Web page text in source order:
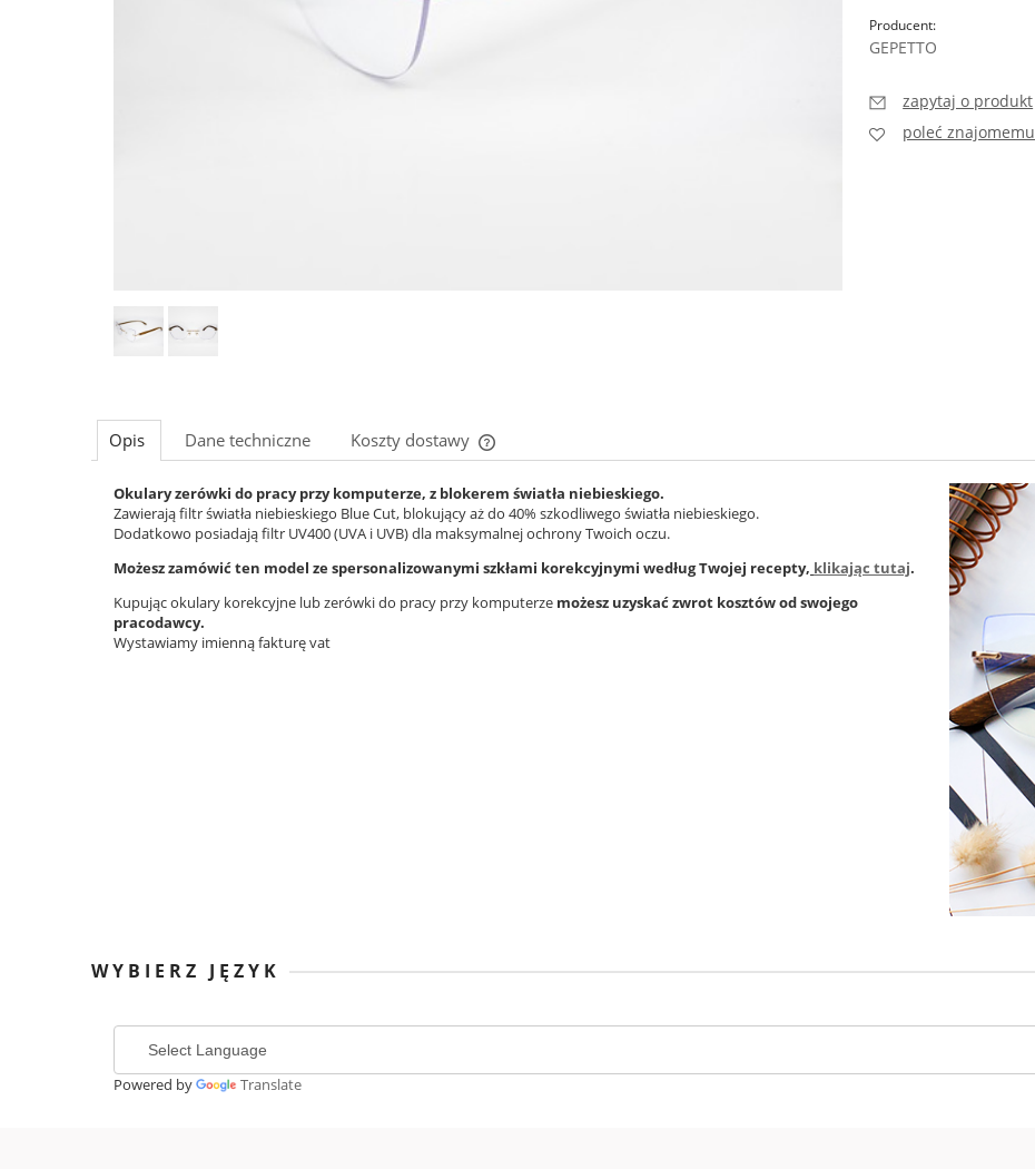
Producent:
GEPETTO
zapytaj o produkt
poleć znajomemu
Opis Dane techniczne Koszty dostawy
Cena nie zawiera ewentualnych kosztów
płatności
Okulary zerówki do pracy przy komputerze, z blokerem światła niebieskiego.
Zawierają filtr światła niebieskiego Blue Cut, blokujący aż do 40% szkodliwego światła niebieskiego.
Dodatkowo posiadają filtr UV400 (UVA i UVB) dla maksymalnej ochrony Twoich oczu.
Możesz zamówić ten model ze spersonalizowanymi szkłami korekcyjnymi według Twojej recepty, klikając tutaj.
Kupując okulary korekcyjne lub zerówki do pracy przy komputerze możesz uzyskać zwrot kosztów od swojego
pracodawcy.
Wystawiamy imienną fakturę vat
WYBIERZ JĘZYK
Powered by Translate